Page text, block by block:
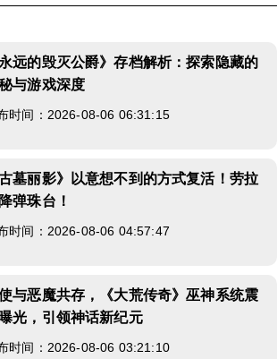
永远的毁灭公爵》存档解析：探索隐藏的
与游戏深度
时间：2026-08-06 06:31:15
古墓丽影》以意想不到的方式复活！劳拉
弹珠台！
时间：2026-08-06 04:57:47
与恶魔共存，《大荒传奇》巫神系统震
光，引领神话新纪元
时间：2026-08-06 03:21:10